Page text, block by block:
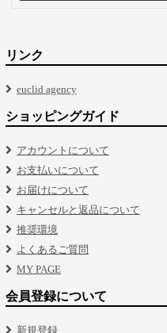
リンク
euclid agency
ショッピングガイド
アカウントについて
お支払いについて
お届けについて
キャンセルと返品について
推奨環境
よくあるご質問
MY PAGE
会員登録について
新規登録